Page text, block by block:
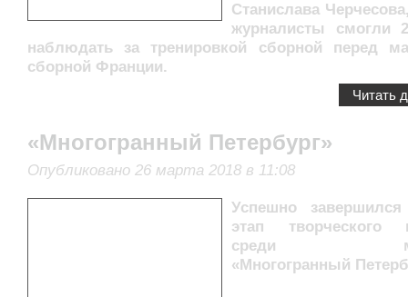
Станислава
журналисты смогли
наблюдать за тренировкой сборной перед
сборной Франции.
Читать
«Многогранный Петербург»
Опубликовано 26 марта 2018 в 11:08
Успешно
этап творческого
среди
«Многогранный